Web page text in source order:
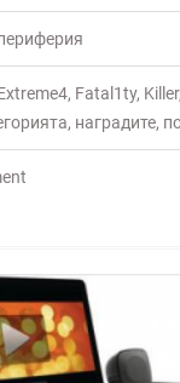
, Fatal1ty, Killer,
, наградите,